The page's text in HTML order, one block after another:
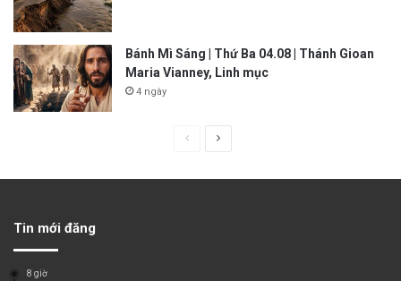
Bánh Mì Sáng | Thứ Ba 04.08 | Thánh Gioan
Maria Vianney, Linh mục
4 ngày
Tin mới đăng
8 giờ